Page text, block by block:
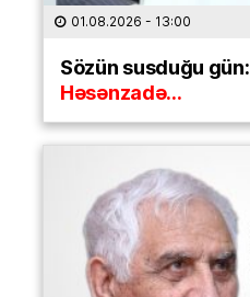
01.08.2026 - 13:00
Sözün susduğu gün:
Həsənzadə…